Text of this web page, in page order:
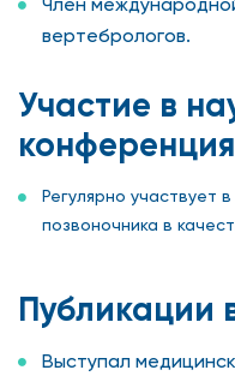
вертебрологов.
Участие в
Регулярно участвует
позвоночника в
Публикации
Выступал